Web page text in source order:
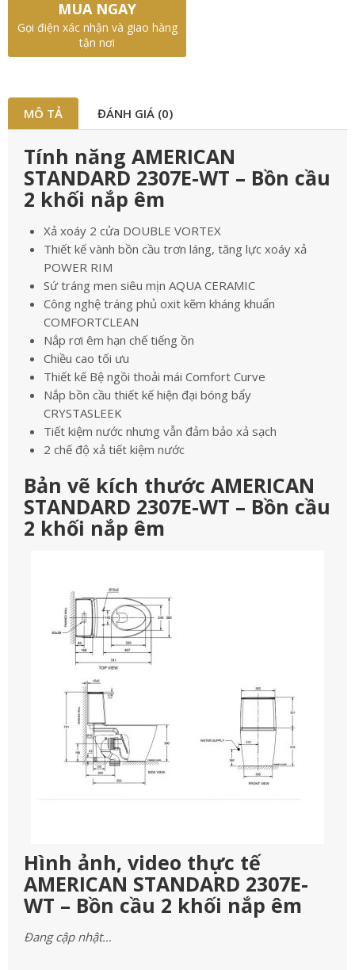
MUA NGAY
Gọi điện xác nhận và giao hàng
tận nơi
MÔ TẢ ĐÁNH GIÁ (0)
Tính năng AMERICAN
STANDARD 2307E-WT – Bồn cầu
2 khối nắp êm
Xả xoáy 2 cửa DOUBLE VORTEX
Thiết kế vành bồn cầu trơn láng, tăng lực xoáy xả
POWER RIM
Sứ tráng men siêu mịn AQUA CERAMIC
Công nghệ tráng phủ oxit kẽm kháng khuẩn
COMFORTCLEAN
Nắp rơi êm hạn chế tiếng ồn
Chiều cao tối ưu
Thiết kế Bệ ngồi thoải mái Comfort Curve
Nắp bồn cầu thiết kế hiện đại bóng bẩy
CRYSTASLEEK
Tiết kiệm nước nhưng vẫn đảm bảo xả sạch
2 chế độ xả tiết kiệm nước
Bản vẽ kích thước AMERICAN
STANDARD 2307E-WT – Bồn cầu
2 khối nắp êm
Hình ảnh, video thực tế
AMERICAN STANDARD 2307E-
WT – Bồn cầu 2 khối nắp êm
Đang cập nhật…